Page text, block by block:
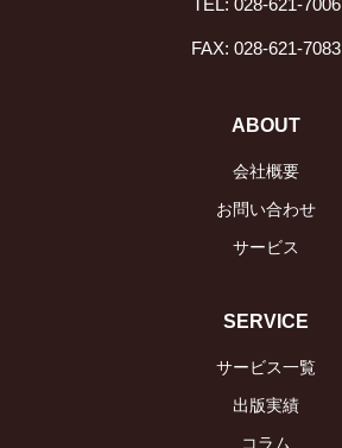
FAX: 028-621-7083
ABOUT
会社概要
お問い合わせ
サービス
SERVICE
サービス一覧
出版実績
コラム